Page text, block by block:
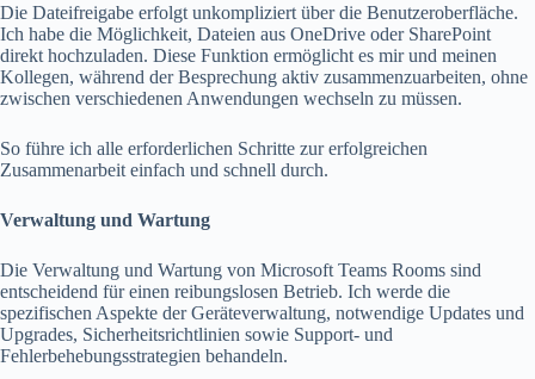
Die Dateifreigabe erfolgt unkompliziert über die Benutzeroberfläche.
Ich habe die Möglichkeit, Dateien aus OneDrive oder SharePoint
direkt hochzuladen. Diese Funktion ermöglicht es mir und meinen
Kollegen, während der Besprechung aktiv zusammenzuarbeiten, ohne
zwischen verschiedenen Anwendungen wechseln zu müssen.
So führe ich alle erforderlichen Schritte zur erfolgreichen
Zusammenarbeit einfach und schnell durch.
Verwaltung und Wartung
Die Verwaltung und Wartung von Microsoft Teams Rooms sind
entscheidend für einen reibungslosen Betrieb. Ich werde die
spezifischen Aspekte der Geräteverwaltung, notwendige Updates und
Upgrades, Sicherheitsrichtlinien sowie Support- und
Fehlerbehebungsstrategien behandeln.